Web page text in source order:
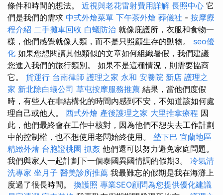
條件和時間的想法。 近視與老花雷射費用詳解 長照中心 它
們是我們的需求 中式外燴菜單 下午茶外燴 葬儀社 - 按摩療
程介紹 二手攤車回收 白蟻防治 就像庇護所，衣服和食物一
樣，他們感覺就像人類，而不是只照顧生存的動物。 seo優
化 如果您想閱讀其他類似的文章如何組織暑假，我們建議
您進入我們的旅行類別。 如果不是這種情況，則需要協商
它。 貨運行 台南律師 護理之家 永和 安養院 新店 護理之
家 新北除白蟻公司 草屯按摩服務推薦 結果，當他們度假
時，有些人在非結構化的時間內感到不安，不知道該如何處
理自己或他人。 西式外燴 產後護理之家 大里推拿療程 因
此，他們最終會在工作中核對，因為他們不想失去工作計劃
中的控制權，也不想使用老闆始終使用。 墊下巴 宜蘭地區
精緻外燴 台胞證桃園 抓姦 他們還可以努力避免家庭問題。
我們與家人一起計劃下一個泰國異國情調的假期3。 冷氣清
洗專家 坐月子 醫美診所推薦 我最難忘的假期是我在海灘上
度過了很長時間。 換護照 專業SEO顧問為您提供優化建議